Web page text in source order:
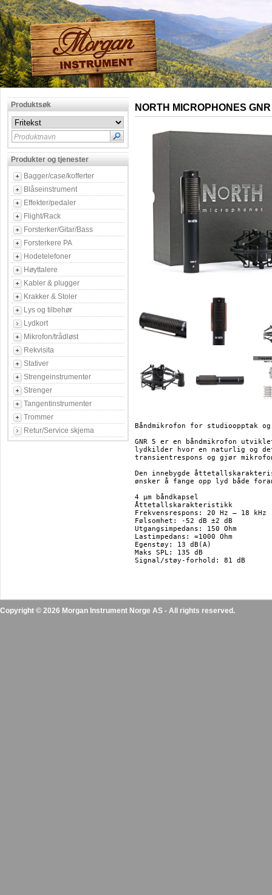
Produktsøk
Produktnavn
Produkter og tjenester
Bagger/case/kofferter
Blåseinstrument
Effekter/pedaler
Flight/Rack
Forsterker/Gitar/Bass
Forsterkere PA
Hodetelefoner
Høyttalere
Kabler & plugger
Krakker & Stoler
Lys og tilbehør
Lydkort
Mikrofon/trådløst
Rekvisita
Stativer
Strengeinstrumenter
Strenger
Tangentinstrumenter
Trommer
Retur/Service skjema
NORTH MICROPHONES
Båndmikrofon for studioopptak
GNR 5 er en båndmikrofon
lydkilder hvor en naturlig og
transientrespons og gjør
Den innebygde
ønsker å fange opp lyd både
4 µm båndkapsel
Åttetallskarakteristikk
Frekvensrespons: 20 Hz – 18 kHz
Følsomhet: -52 dB ±2 dB
Utgangsimpedans: 150 Ohm
Lastimpedans: =1000 Ohm
Egenstøy: 13 dB(A)
Maks SPL: 135 dB
Signal/støy-forhold: 81 dB
Copyright © 2026 Morgan Instrument Norge AS - All rights reserved.